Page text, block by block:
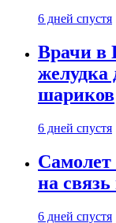
6 дней спустя
Врачи в
желудка
шариков
6 дней спустя
Самолет
на
6 дней спустя